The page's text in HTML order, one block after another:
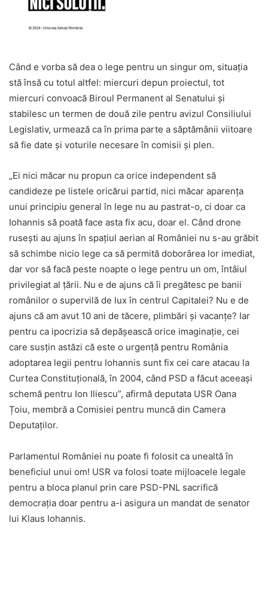
Când e vorba să dea o lege pentru un singur om, situația
stă însă cu totul altfel: miercuri depun proiectul, tot
miercuri convoacă Biroul Permanent al Senatului și
stabilesc un termen de două zile pentru avizul Consiliului
Legislativ, urmează ca în prima parte a săptămânii viitoare
să fie date și voturile necesare în comisii și plen.
„Ei nici măcar nu propun ca orice independent să
candideze pe listele oricărui partid, nici măcar aparența
unui principiu general în lege nu au pastrat-o, ci doar ca
Iohannis să poată face asta fix acu, doar el. Când drone
rusești au ajuns în spațiul aerian al României nu s-au grăbit
să schimbe nicio lege ca să permită doborârea lor imediat,
dar vor să facă peste noapte o lege pentru un om, întâiul
privilegiat al țării. Nu e de ajuns că îi pregătesc pe banii
românilor o supervilă de lux în centrul Capitalei? Nu e de
ajuns că am avut 10 ani de tăcere, plimbări și vacanțe? Iar
pentru ca ipocrizia să depășească orice imaginație, cei
care susțin astăzi că este o urgență pentru România
adoptarea legii pentru Iohannis sunt fix cei care atacau la
Curtea Constituțională, în 2004, când PSD a făcut aceeași
schemă pentru Ion Iliescu”, afirmă deputata USR Oana
Țoiu, membră a Comisiei pentru muncă din Camera
Deputaților.
Parlamentul României nu poate fi folosit ca unealtă în
beneficiul unui om! USR va folosi toate mijloacele legale
pentru a bloca planul prin care PSD-PNL sacrifică
democrația doar pentru a-i asigura un mandat de senator
lui Klaus Iohannis.